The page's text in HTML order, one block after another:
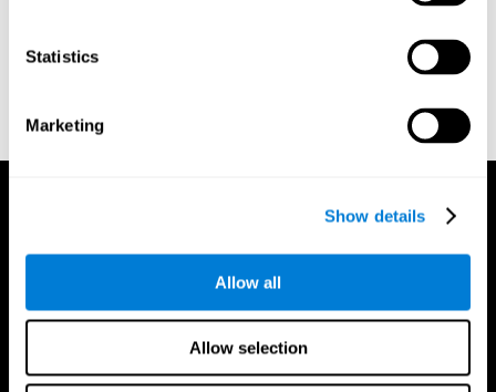
Statistics
Marketing
Show details
Allow all
Allow selection
Conners, C. K. (1989). Manual for Conners’ rating scales. North
Dinges, D. I, & Powell, J. W. (1985). Microcomputer analysis of
operations. Behavior Research Methods, Instrumentation, and
Computers, 17, 652–655